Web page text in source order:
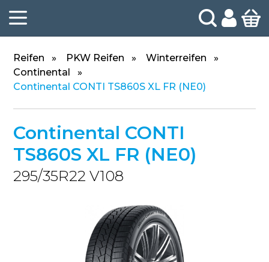
Reifen PKW Reifen
Winterreifen
Continental
Continental CONTI TS860S XL FR (NE0)
Continental CONTI
TS860S XL FR (NE0)
295/35R22 V108